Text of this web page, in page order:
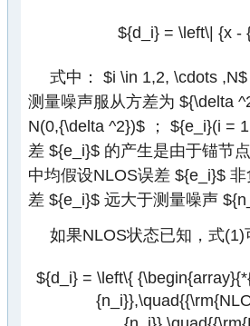
${d_i} = \left\| {x -
式中：
$i \in 1,2, \cdots
测量噪声服从方差为 ${\delta
N(0,{\delta ^2})$
；
${e_i}(i =
差 ${e_i}$ 的产生是由于锚节
中均假设NLOS误差 ${e_i}$
差 ${e_i}$ 远大于测量噪声
如果NLOS状态已知，式(1)
${d_i} = \left\{